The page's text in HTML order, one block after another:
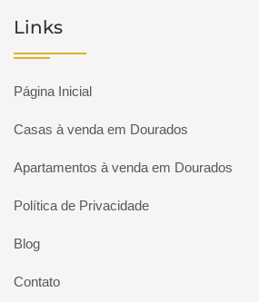
Links
Página Inicial
Casas à venda em Dourados
Apartamentos à venda em Dourados
Política de Privacidade
Blog
Contato